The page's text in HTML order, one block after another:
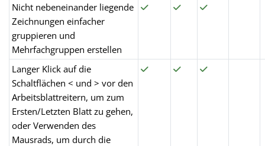
Nicht nebeneinander liegende
Zeichnungen einfacher
gruppieren und
Mehrfachgruppen erstellen
Langer Klick auf die
Schaltflächen < und > vor den
Arbeitsblattreitern, um zum
Ersten/Letzten Blatt zu gehen,
oder Verwenden des
Mausrads, um durch die